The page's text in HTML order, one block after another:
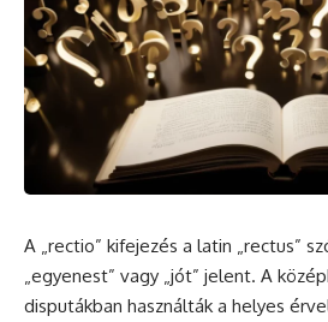
A „rectio” kifejezés a latin „rectus”
„egyenest” vagy „jót” jelent. A
disputákban használták a helyes